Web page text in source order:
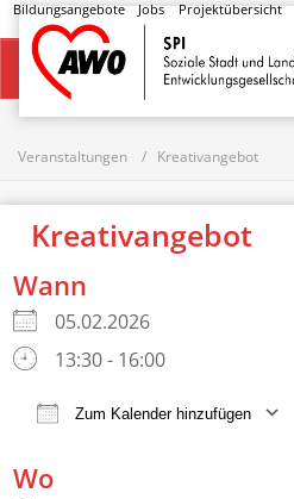
Bildungsangebote Jobs Projektübersicht
Startseite
Veranstaltungen Kreativangebot
Kreativangebot
Wann
05.02.2026
13:30 - 16:00
Zum Kalender hinzufügen
Wo